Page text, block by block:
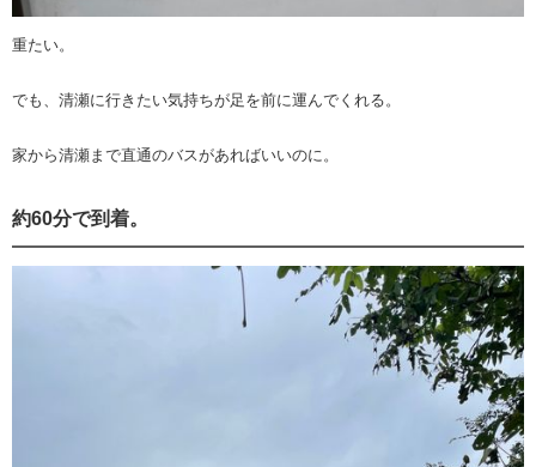
重たい。
でも、清瀬に行きたい気持ちが足を前に運んでくれる。
家から清瀬まで直通のバスがあればいいのに。
約60分で到着。